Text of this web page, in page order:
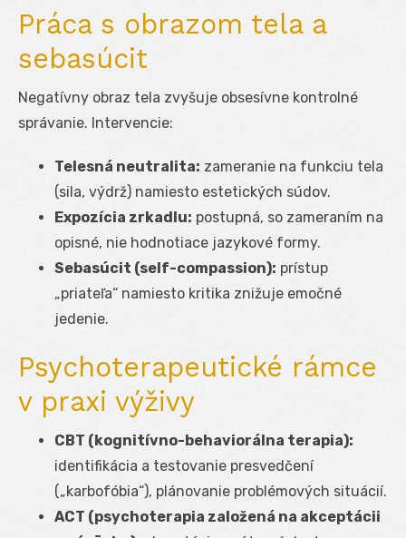
Práca s obrazom tela a
sebasúcit
Negatívny obraz tela zvyšuje obsesívne kontrolné
správanie. Intervencie:
Telesná neutralita: zameranie na funkciu tela
(sila, výdrž) namiesto estetických súdov.
Expozícia zrkadlu: postupná, so zameraním na
opisné, nie hodnotiace jazykové formy.
Sebasúcit (self-compassion): prístup
„priateľa“ namiesto kritika znižuje emočné
jedenie.
Psychoterapeutické rámce
v praxi výživy
CBT (kognitívno-behaviorálna terapia):
identifikácia a testovanie presvedčení
(„karbofóbia“), plánovanie problémových situácií.
ACT (psychoterapia založená na akceptácii